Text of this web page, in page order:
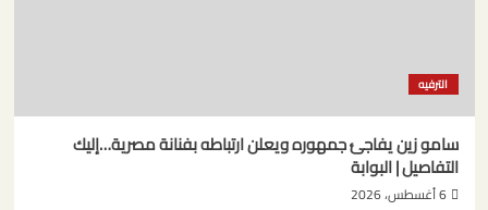
الترفيه
سامو زين يفاجئ جمهوره ويعلن ارتباطه بفنانة مصرية…إليك
التفاصيل | البوابة
6 أغسطس، 2026